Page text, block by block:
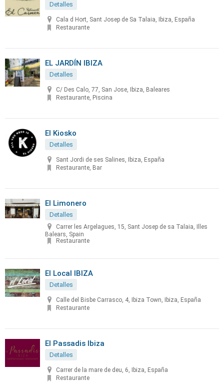
Detalles
Cala d Hort, Sant Josep de Sa Talaia, Ibiza, España
Restaurante
EL JARDÍN IBIZA
Detalles
C/ Des Calo, 77, San Jose, Ibiza, Baleares
Restaurante, Piscina
El Kiosko
Detalles
Sant Jordi de ses Salines, Ibiza, España
Restaurante, Bar
El Limonero
Detalles
Carrer les Argelagues, 15, Sant Josep de sa Talaia, Illes
Balears, Spain
Restaurante
El Local IBIZA
Detalles
Calle del Bisbe Carrasco, 4, Ibiza Town, Ibiza, España
Restaurante
El Passadis Ibiza
Detalles
Carrer de la mare de deu, 6, Ibiza, España
Restaurante